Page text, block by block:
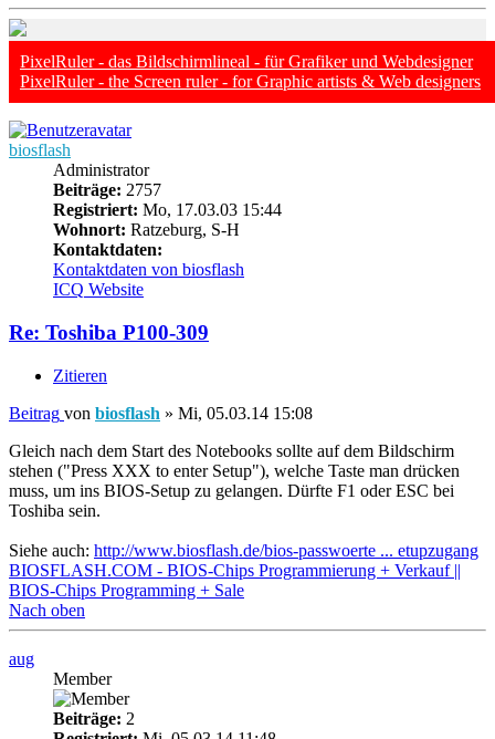
PixelRuler - das Bildschirmlineal - für Grafiker und Webdesigner
PixelRuler - the Screen ruler - for Graphic artists & Web designers
biosflash
Administrator
Beiträge: 2757
Registriert: Mo, 17.03.03 15:44
Wohnort: Ratzeburg, S-H
Kontaktdaten:
Kontaktdaten von biosflash
ICQ Website
Re: Toshiba P100-309
Zitieren
Beitrag von biosflash » Mi, 05.03.14 15:08
Gleich nach dem Start des Notebooks sollte auf dem Bildschirm
stehen ("Press XXX to enter Setup"), welche Taste man drücken
muss, um ins BIOS-Setup zu gelangen. Dürfte F1 oder ESC bei
Toshiba sein.
Siehe auch: http://www.biosflash.de/bios-passwoerte ... etupzugang
BIOSFLASH.COM - BIOS-Chips Programmierung + Verkauf ||
BIOS-Chips Programming + Sale
Nach oben
aug
Member
Beiträge: 2